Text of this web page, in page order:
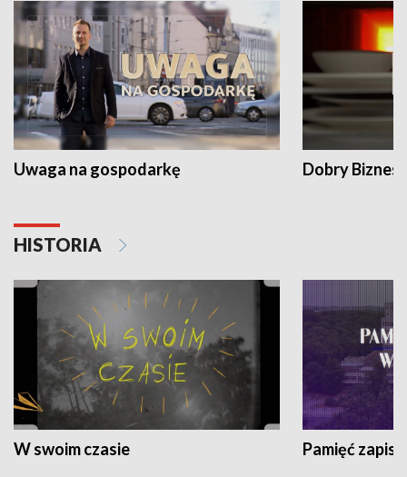
Uwaga na gospodarkę Dobry Biznes
HISTORIA
W swoim czasie Pamięć